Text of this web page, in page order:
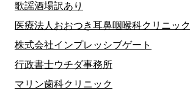
歌謡酒場訳あり
医療法人おおつき耳鼻咽喉科クリニック
株式会社インプレッシブゲート
行政書士ウチダ事務所
マリン歯科クリニック